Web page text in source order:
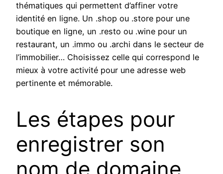
thématiques qui permettent d’affiner votre
identité en ligne. Un .shop ou .store pour une
boutique en ligne, un .resto ou .wine pour un
restaurant, un .immo ou .archi dans le secteur de
l’immobilier… Choisissez celle qui correspond le
mieux à votre activité pour une adresse web
pertinente et mémorable.
Les étapes pour
enregistrer son
nom de domaine